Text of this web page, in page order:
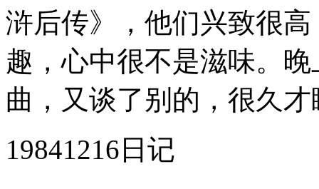
浒后传》，他们兴致很
趣，心中很不是滋味。
曲，又谈了别的，很久才
19841216日记